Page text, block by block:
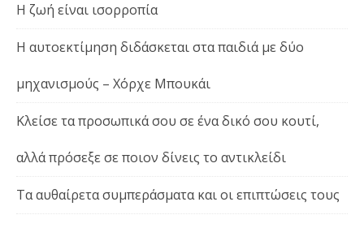
Η ζωή είναι ισορροπία
Η αυτοεκτίμηση διδάσκεται στα παιδιά με δύο
μηχανισμούς – Χόρχε Μπουκάι
Κλείσε τα προσωπικά σου σε ένα δικό σου κουτί,
αλλά πρόσεξε σε ποιον δίνεις το αντικλείδι
Τα αυθαίρετα συμπεράσματα και οι επιπτώσεις τους